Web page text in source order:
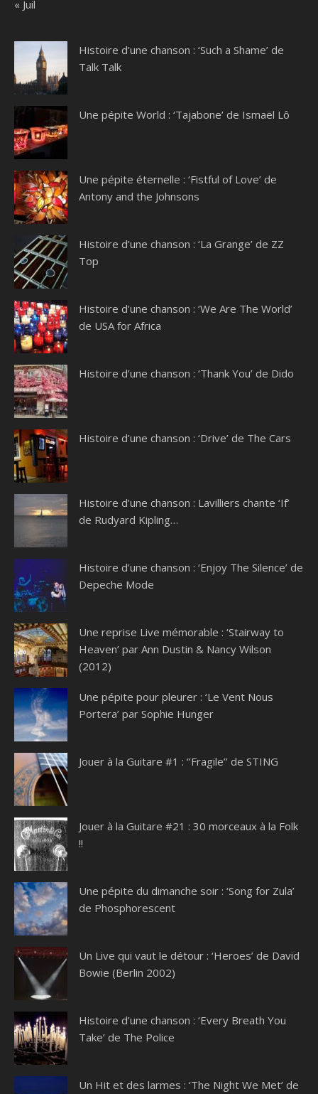
« Juil
Histoire d’une chanson : ‘Such a Shame’ de
Talk Talk
Une pépite World : ‘Tajabone’ de Ismaël Lô
Une pépite éternelle : ‘Fistful of Love’ de
Antony and the Johnsons
Histoire d’une chanson : ‘La Grange’ de ZZ
Top
Histoire d’une chanson : ‘We Are The World’
de USA for Africa
Histoire d’une chanson : ‘Thank You’ de Dido
Histoire d’une chanson : ‘Drive’ de The Cars
Histoire d’une chanson : Lavilliers chante ‘If’
de Rudyard Kipling…
Histoire d’une chanson : ‘Enjoy The Silence’ de
Depeche Mode
Une reprise Live mémorable : ‘Stairway to
Heaven’ par Ann Dustin & Nancy Wilson
(2012)
Une pépite pour pleurer : ‘Le Vent Nous
Portera’ par Sophie Hunger
Jouer à la Guitare #1 : ‘’Fragile’’ de STING
Jouer à la Guitare #21 : 30 morceaux à la Folk
!!
Une pépite du dimanche soir : ‘Song for Zula’
de Phosphorescent
Un Live qui vaut le détour : ‘Heroes’ de David
Bowie (Berlin 2002)
Histoire d’une chanson : ‘Every Breath You
Take’ de The Police
Un Hit et des larmes : ‘The Night We Met’ de